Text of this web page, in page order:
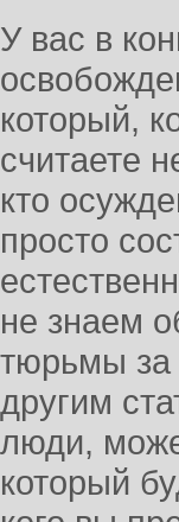
У вас в
который,
считаете
кто
просто
не знаем
тюрьмы за
другим
люди,
который